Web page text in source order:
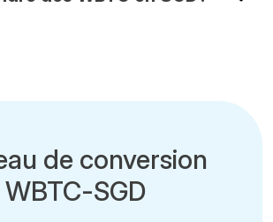
de conversion
WBTC-SGD